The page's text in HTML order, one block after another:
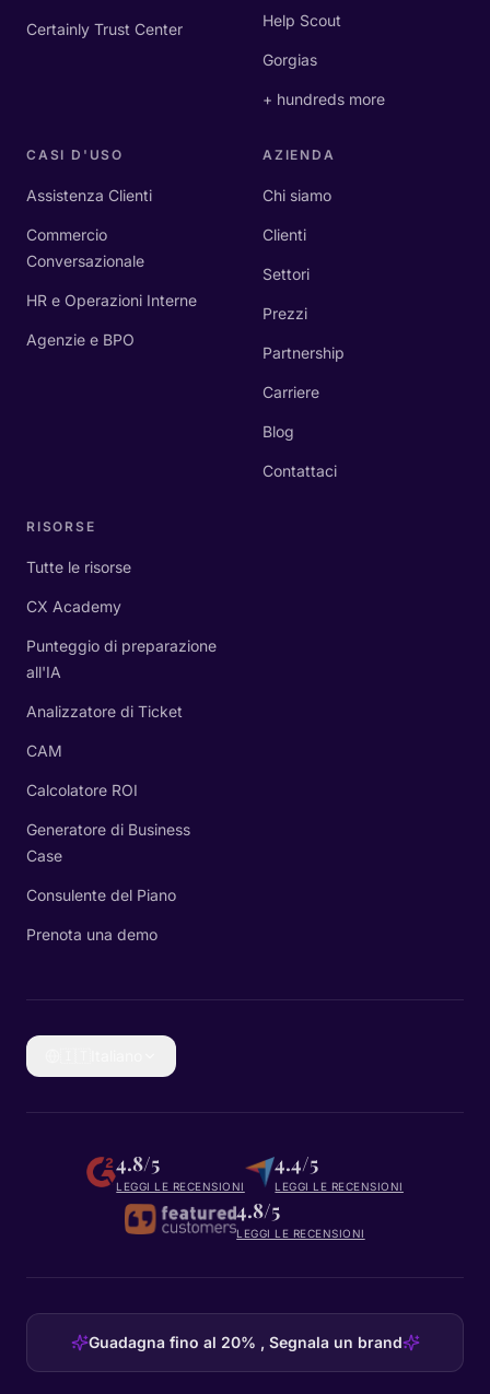
Certainly Trust Center Help Scout
Gorgias
+ hundreds more
CASI D'USO
Assistenza Clienti
Commercio
Conversazionale
HR e Operazioni Interne
Agenzie e BPO
AZIENDA
Chi siamo
Clienti
Settori
Prezzi
Partnership
Carriere
Blog
Contattaci
RISORSE
Tutte le risorse
CX Academy
Punteggio di preparazione
all'IA
Analizzatore di Ticket
CAM
Calcolatore ROI
Generatore di Business
Case
Consulente del Piano
Prenota una demo
4.8/5
LEGGI LE RECENSIONI
4.4/5
LEGGI LE RECENSIONI
4.8/5
LEGGI LE RECENSIONI
Guadagna fino al 20% , Segnala un brand